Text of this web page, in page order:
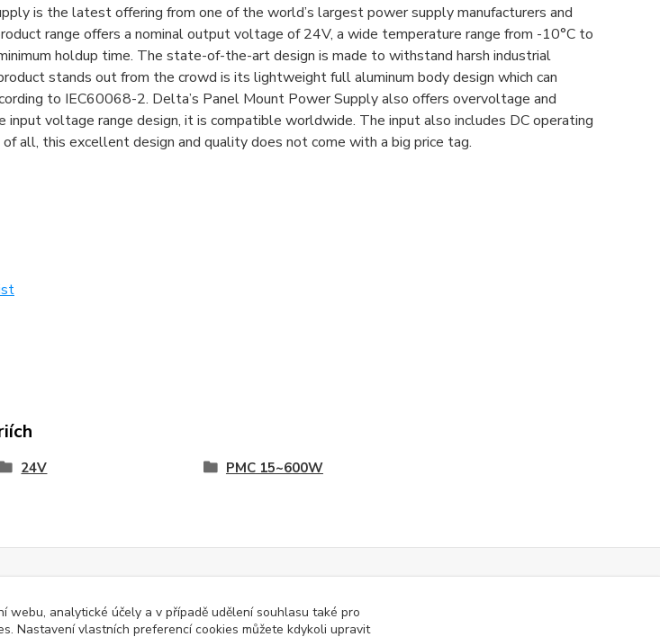
is the latest offering from one of the world’s largest power supply manufacturers and
range offers a nominal output voltage of 24V, a wide temperature range from -10°C to
holdup time. The state-of-the-art design is made to withstand harsh industrial
stands out from the crowd is its lightweight full aluminum body design which can
to IEC60068-2. Delta’s Panel Mount Power Supply also offers overvoltage and
input voltage range design, it is compatible worldwide. The input also includes DC operating
all, this excellent design and quality does not come with a big price tag.
24V PMC 15~600W
webu, analytické účely a v případě udělení souhlasu také pro
Nastavení vlastních preferencí cookies můžete kdykoli upravit